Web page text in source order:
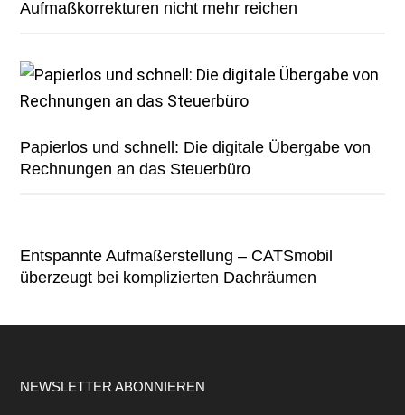
Aufmaßkorrekturen nicht mehr reichen
Papierlos und schnell: Die digitale Übergabe von
Rechnungen an das Steuerbüro
Entspannte Aufmaßerstellung – CATSmobil
überzeugt bei komplizierten Dachräumen
Footer
NEWSLETTER ABONNIEREN